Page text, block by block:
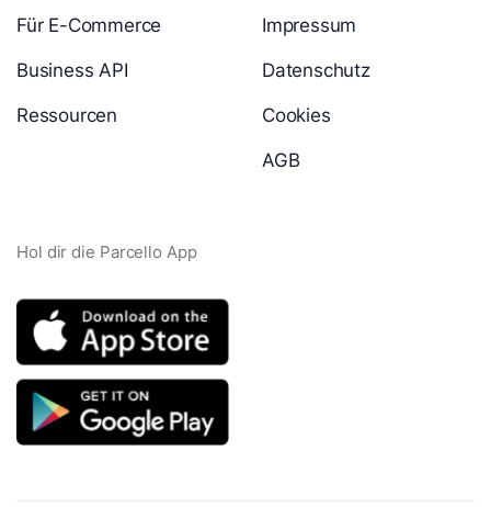
Für E-Commerce
Business API
Ressourcen
Impressum
Datenschutz
Cookies
AGB
Hol dir die Parcello App